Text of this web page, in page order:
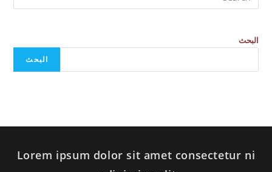
البحث
البحث
Lorem ipsum dolor sit amet consectetur ni